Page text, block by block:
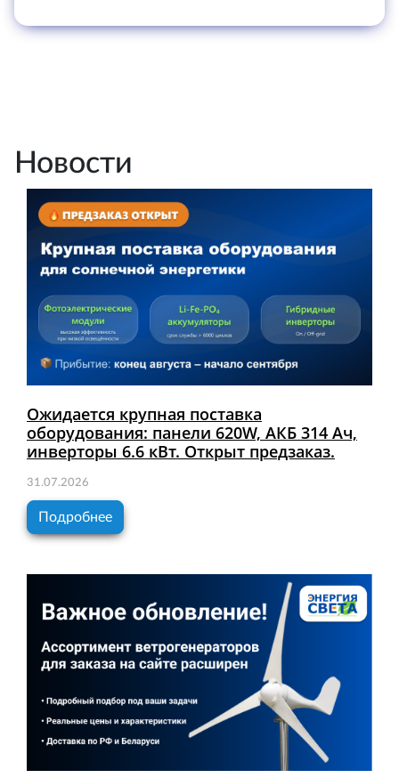
Новости
Ожидается крупная поставка
оборудования: панели 620W, АКБ 314 Ач,
инверторы 6.6 кВт. Открыт предзаказ.
31.07.2026
Подробнее